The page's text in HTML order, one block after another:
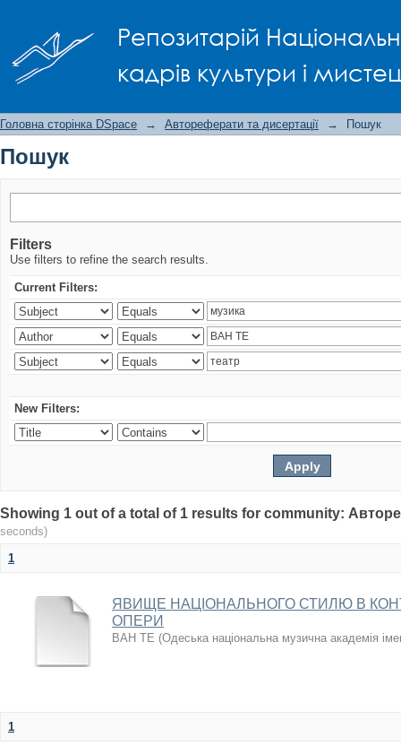
Репозитарій
кадрів культури і
Головна сторінка DSpace → Автореферати та дисертації → Пошук
Пошук
Filters
Use filters to refine the search results.
Current Filters:
New Filters:
Showing 1 out of a total of 1 results for community:
seconds)
1
ЯВИЩЕ НАЦІОНАЛЬНОГО СТИЛЮ В
ОПЕРИ
ВАН ТЕ (Одеська національна музична академія
1